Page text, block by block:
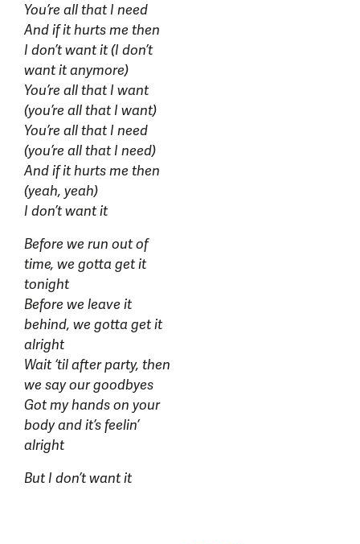
You’re all that I need
And if it hurts me then
I don’t want it (I don’t
want it anymore)
You’re all that I want
(you’re all that I want)
You’re all that I need
(you’re all that I need)
And if it hurts me then
(yeah, yeah)
I don’t want it
Before we run out of
time, we gotta get it
tonight
Before we leave it
behind, we gotta get it
alright
Wait ‘til after party, then
we say our goodbyes
Got my hands on your
body and it’s feelin’
alright
But I don’t want it